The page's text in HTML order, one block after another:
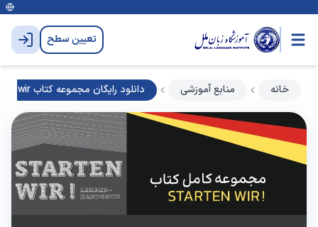
تعیین سطح
خانه منابع آموزشی دانلود رایگان مجموعه کتاب starten wir | کتاب اشتارتن ویر